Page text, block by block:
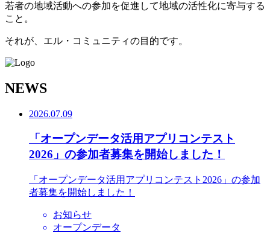
若者の地域活動への参加を促進して地域の活性化に寄与する
こと。
それが、エル・コミュニティの目的です。
NEWS
2026.07.09
「オープンデータ活用アプリコンテスト
2026」の参加者募集を開始しました！
「オープンデータ活用アプリコンテスト2026」の参加
者募集を開始しました！
お知らせ
オープンデータ